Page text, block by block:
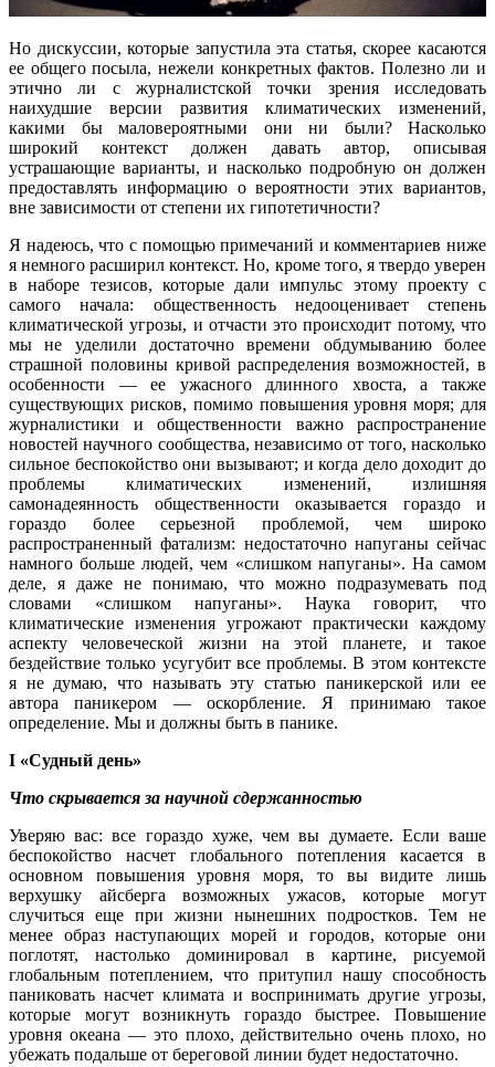
Но дискуссии, которые запустила эта статья, скорее касаются
ее общего посыла, нежели конкретных фактов. Полезно ли и
этично ли с журналистской точки зрения исследовать
наихудшие версии развития климатических изменений,
какими бы маловероятными они ни были? Насколько
широкий контекст должен давать автор, описывая
устрашающие варианты, и насколько подробную он должен
предоставлять информацию о вероятности этих вариантов,
вне зависимости от степени их гипотетичности?
Я надеюсь, что с помощью примечаний и комментариев ниже
я немного расширил контекст. Но, кроме того, я твердо уверен
в наборе тезисов, которые дали импульс этому проекту с
самого начала: общественность недооценивает степень
климатической угрозы, и отчасти это происходит потому, что
мы не уделили достаточно времени обдумыванию более
страшной половины кривой распределения возможностей, в
особенности — ее ужасного длинного хвоста, а также
существующих рисков, помимо повышения уровня моря; для
журналистики и общественности важно распространение
новостей научного сообщества, независимо от того, насколько
сильное беспокойство они вызывают; и когда дело доходит до
проблемы климатических изменений, излишняя
самонадеянность общественности оказывается гораздо и
гораздо более серьезной проблемой, чем широко
распространенный фатализм: недостаточно напуганы сейчас
намного больше людей, чем «слишком напуганы». На самом
деле, я даже не понимаю, что можно подразумевать под
словами «слишком напуганы». Наука говорит, что
климатические изменения угрожают практически каждому
аспекту человеческой жизни на этой планете, и такое
бездействие только усугубит все проблемы. В этом контексте
я не думаю, что называть эту статью паникерской или ее
автора паникером — оскорбление. Я принимаю такое
определение. Мы и должны быть в панике.
I «Судный день»
Что скрывается за научной сдержанностью
Уверяю вас: все гораздо хуже, чем вы думаете. Если ваше
беспокойство насчет глобального потепления касается в
основном повышения уровня моря, то вы видите лишь
верхушку айсберга возможных ужасов, которые могут
случиться еще при жизни нынешних подростков. Тем не
менее образ наступающих морей и городов, которые они
поглотят, настолько доминировал в картине, рисуемой
глобальным потеплением, что притупил нашу способность
паниковать насчет климата и воспринимать другие угрозы,
которые могут возникнуть гораздо быстрее. Повышение
уровня океана — это плохо, действительно очень плохо, но
убежать подальше от береговой линии будет недостаточно.